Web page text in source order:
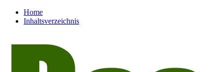
Home
Inhaltsverzeichnis